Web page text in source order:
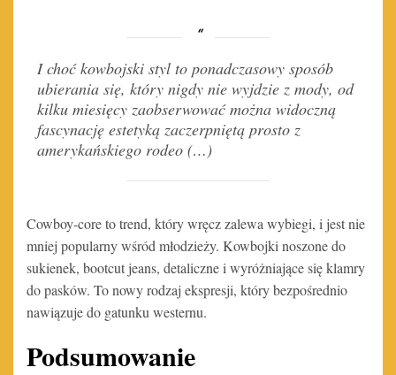
I choć kowbojski styl to ponadczasowy sposób
ubierania się, który nigdy nie wyjdzie z mody, od
kilku miesięcy zaobserwować można widoczną
fascynację estetyką zaczerpniętą prosto z
amerykańskiego rodeo (…)
Cowboy-core to trend, który wręcz zalewa wybiegi, i jest nie
mniej popularny wśród młodzieży. Kowbojki noszone do
sukienek, bootcut jeans, detaliczne i wyróżniające się klamry
do pasków. To nowy rodzaj ekspresji, który bezpośrednio
nawiązuje do gatunku westernu.
Podsumowanie